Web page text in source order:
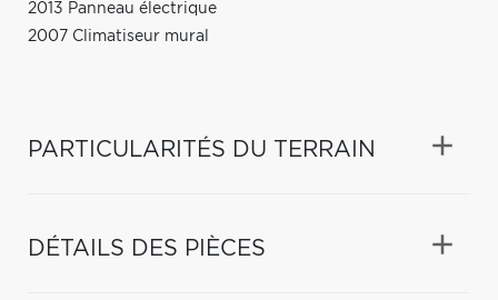
2013 Panneau électrique
2007 Climatiseur mural
PARTICULARITÉS DU TERRAIN
DÉTAILS DES PIÈCES